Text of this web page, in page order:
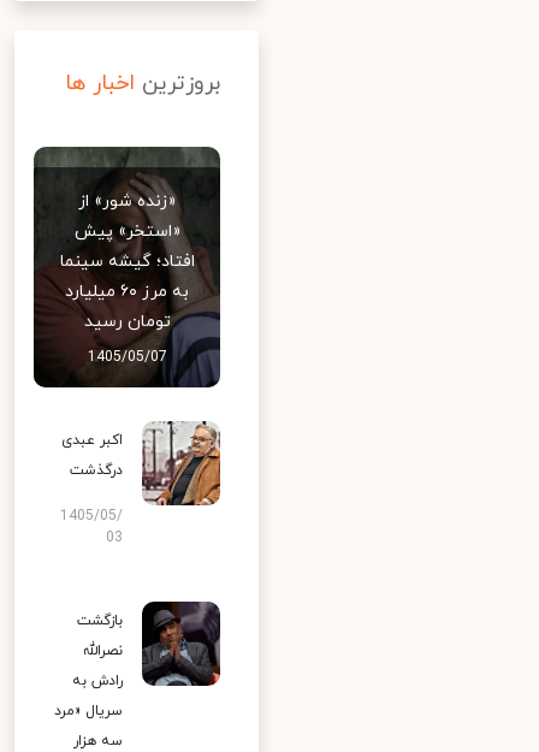
بروزترین اخبار ها
«زنده شور» از
«استخر» پیش
افتاد؛ گیشه سینما
به مرز ۶۰ میلیارد
تومان رسید
1405/05/07
اکبر عبدی
درگذشت
1405/05/
03
بازگشت
نصرالله
رادش به
سریال «مرد
سه هزار